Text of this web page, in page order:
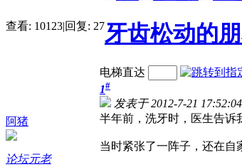
查看: 10123|回复: 27牙齿松动的
阿猪
论坛元老
电梯直达
1#
发表于 2012-7-21 17:52:04
半年前，洗牙时，医生告诉
当时紧张了一阵子，还在自